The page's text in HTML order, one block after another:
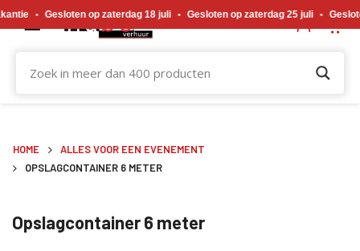
Gesloten op zaterdag 18 juli • Gesloten op zaterdag 25 juli • Gesloten op
HOME
ALLES VOOR EEN EVENEMENT
OPSLAGCONTAINER 6 METER
Opslagcontainer 6 meter